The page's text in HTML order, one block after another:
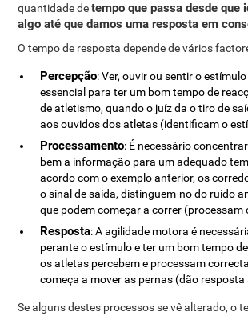
quantidade detempo que passa desde que
algo até que damos uma resposta em
O tempo de resposta depende de vários
Percepção: Ver, ouvir ou sentir o
essencial para ter um bom tempo de
de atletismo, quando o juíz da o tiro de
aos ouvidos dos atletas (identificam o
Processamento: É necessário
bem a informação para um adequado
acordo com o exemplo anterior, os
o sinal de saída, distinguem-no do ruído
que podem começar a correr (processam
Resposta: A agilidade motora é
perante o estímulo e ter um bom tempo
os atletas percebem e processam
começa a mover as pernas (dão
Se alguns destes processos se vê alterado, o